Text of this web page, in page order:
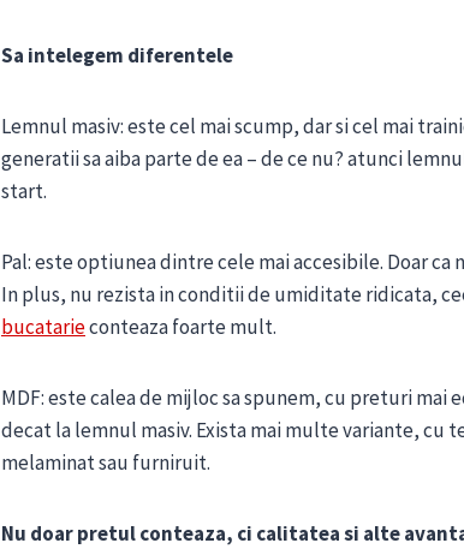
Sa intelegem diferentele
Lemnul masiv: este cel mai scump, dar si cel mai
generatii sa aiba parte de ea – de ce nu? atunci
start.
Pal: este optiunea dintre cele mai accesibile. Doar
In plus, nu rezista in conditii de umiditate ridicata,
bucatarieconteaza foarte mult.
MDF: este calea de mijloc sa spunem, cu preturi
decat la lemnul masiv. Exista mai multe variante, cu
melaminat sau furniruit.
Nu doar pretul conteaza, ci calitatea si alte